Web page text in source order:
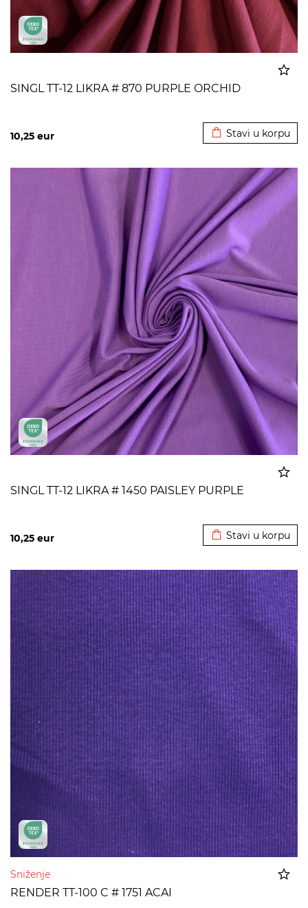
SINGL TT-12 LIKRA # 870 PURPLE ORCHID
10,25 eur Stavi u korpu
SINGL TT-12 LIKRA # 1450 PAISLEY PURPLE
10,25 eur Stavi u korpu
Sniženje
RENDER TT-100 C # 1751 ACAI